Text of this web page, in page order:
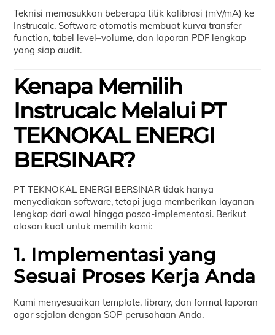
Teknisi memasukkan beberapa titik kalibrasi (mV/mA) ke
Instrucalc. Software otomatis membuat kurva transfer
function, tabel level–volume, dan laporan PDF lengkap
yang siap audit.
Kenapa Memilih
Instrucalc Melalui PT
TEKNOKAL ENERGI
BERSINAR?
PT TEKNOKAL ENERGI BERSINAR tidak hanya
menyediakan software, tetapi juga memberikan layanan
lengkap dari awal hingga pasca-implementasi. Berikut
alasan kuat untuk memilih kami:
1. Implementasi yang
Sesuai Proses Kerja Anda
Kami menyesuaikan template, library, dan format laporan
agar sejalan dengan SOP perusahaan Anda.